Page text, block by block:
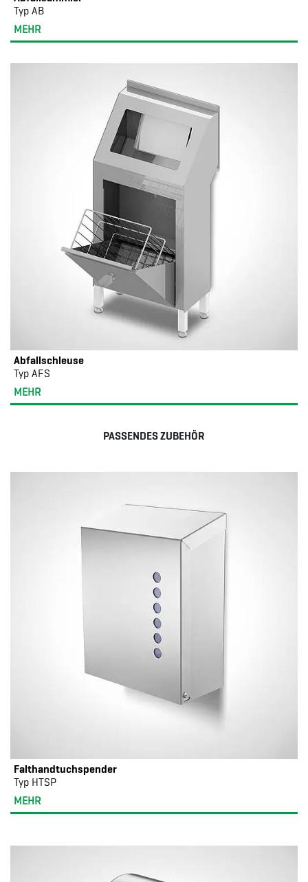
Typ AB
MEHR
Abfallschleuse
Typ AFS
MEHR
PASSENDES ZUBEHÖR
Falthandtuchspender
Typ HTSP
MEHR